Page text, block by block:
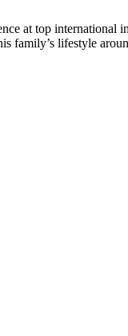
at top
family’s lifestyle